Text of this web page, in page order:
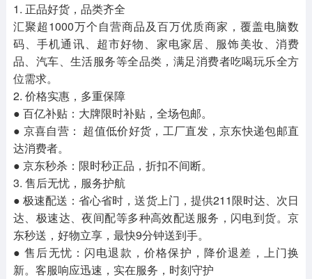
1. 正品好货，品类齐全
汇聚超1000万个自营商品及百万优质商家，覆盖电脑数
码、手机通讯、超市好物、家电家居、服饰美妆、消费
品、汽车、生活服务等全品类，满足消费者吃喝玩乐全方
位需求。
2. 价格实惠，多重保障
● 百亿补贴：大牌限时补贴，全场包邮。
● 京喜自营： 超值低价好货，工厂直发，京东快递包邮直
达消费者。
● 京东秒杀：限时秒正品，折扣不间断。
3. 售后无忧，服务护航
● 极速配送：省心省时，送货上门，提供211限时达、次日
达、极速达、夜间配等多种高效配送服务，闪电到货。京
东秒送，好物立享，最快9分钟送到手。
● 售后无忧：闪电退款，价格保护，降价退差，上门换
新。客服响应迅速，实在服务，时刻守护